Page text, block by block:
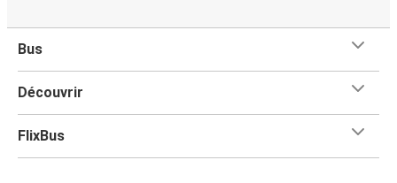
Bus
Découvrir
FlixBus